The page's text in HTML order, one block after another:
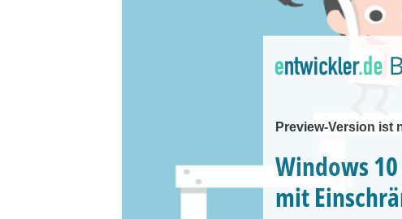
Preview-Version ist
Windows
mit